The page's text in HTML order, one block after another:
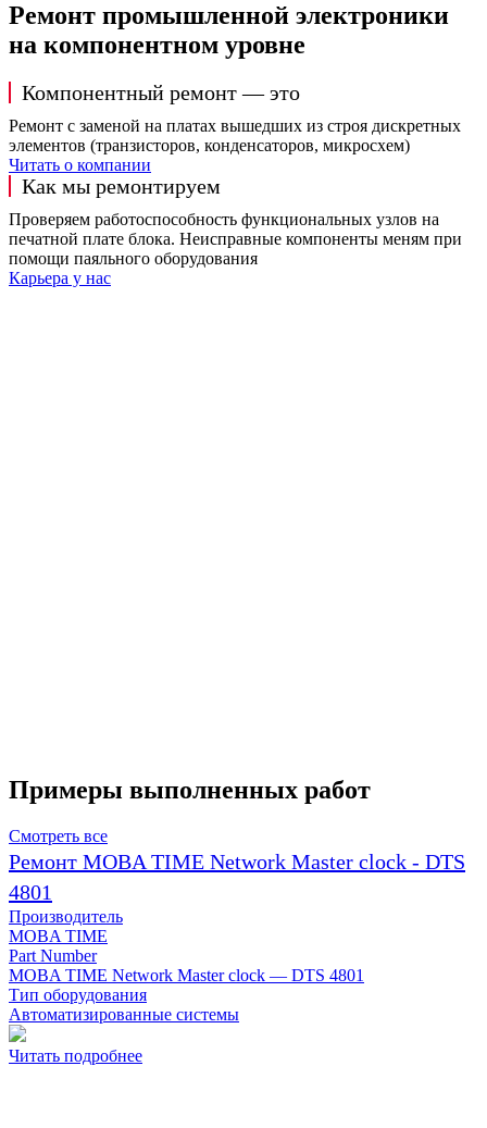
Ремонт промышленной электроники
на компонентном уровне
Компонентный ремонт — это
Ремонт с заменой на платах вышедших из строя дискретных
элементов (транзисторов, конденсаторов, микросхем)
Читать о компании
Как мы ремонтируем
Проверяем работоспособность функциональных узлов на
печатной плате блока. Неисправные компоненты меням при
помощи паяльного оборудования
Карьера у нас
Примеры выполненных работ
Смотреть все
Ремонт MOBA TIME Network Master clock - DTS
4801
Производитель
MOBA TIME
Part Number
MOBA TIME Network Master clock — DTS 4801
Тип оборудования
Автоматизированные системы
Читать подробнее